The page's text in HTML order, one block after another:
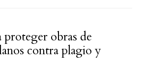
obras de
contra plagio y